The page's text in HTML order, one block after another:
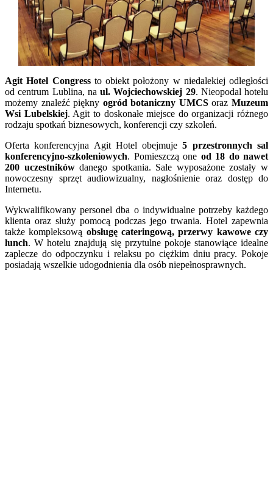
Agit Hotel Congressto obiekt położony w niedalekiej odległości
od centrum Lublina, na ul. Wojciechowskiej 29. Nieopodal hotelu
możemy znaleźć piękny ogród botaniczny UMCSorazMuzeum
Wsi Lubelskiej. Agit to doskonałe miejsce do organizacji różnego
rodzaju spotkań biznesowych, konferencji czy szkoleń.
Oferta konferencyjna Agit Hotel obejmuje 5 przestronnych sal
konferencyjno-szkoleniowych. Pomieszczą one od 18 do nawet
200 uczestnikówdanego spotkania. Sale wyposażone zostały w
nowoczesny sprzęt audiowizualny, nagłośnienie oraz dostęp do
Internetu.
Wykwalifikowany personel dba o indywidualne potrzeby każdego
klienta oraz służy pomocą podczas jego trwania. Hotel zapewnia
także kompleksową obsługę cateringową, przerwy kawowe czy
lunch. W hotelu znajdują się przytulne pokoje stanowiące idealne
zaplecze do odpoczynku i relaksu po ciężkim dniu pracy. Pokoje
posiadają wszelkie udogodnienia dla osób niepełnosprawnych.